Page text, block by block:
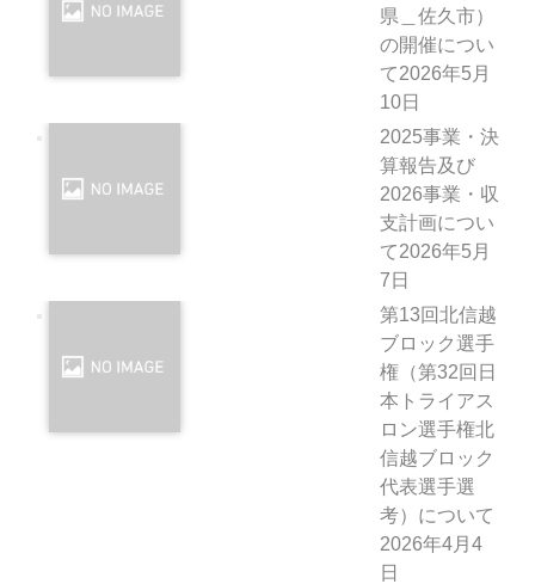
県＿佐久市）
の開催につい
て2026年5月
10日
2025事業・決
算報告及び
2026事業・収
支計画につい
て2026年5月
7日
第13回北信越
ブロック選手
権（第32回日
本トライアス
ロン選手権北
信越ブロック
代表選手選
考）について
2026年4月4
日